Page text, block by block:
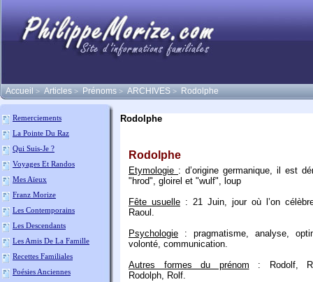
Accueil > Articles > Prénoms > ARCHIVES > Rodolphe
Remerciements
La Pointe Du Raz
Qui Suis-Je ?
Voyages Et Randos
Mes Aïeux
Franz Morize
Les Contemporains
Les Descendants
Les Amis De La Famille
Recettes Familiales
Poésies Anciennes
Rodolphe
Rodolphe
Etymologie : d’origine germanique, il est
"hrod", gloirel et "wulf", loup
Fête usuelle : 21 Juin, jour où l’on
Raoul.
Psychologie : pragmatisme, analyse,
volonté, communication.
Autres formes du prénom : Rodolf,
Rodolph, Rolf.